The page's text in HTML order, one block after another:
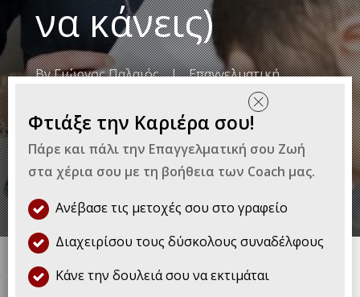
να κάνεις)
ByΓιώργος Παλαιός |
Επαγγελματική
που δεν άντεχες; Αυτό και μόνο
το γεγονός σε έκανε
Φτιάξε την Καριέρα σου!
Πάρε και πάλι την Επαγγελματική σου Ζωή
στα χέρια σου με τη βοήθεια των Coach μας.
Ανέβασε τις μετοχές σου στο γραφείο
Διαχειρίσου τους δύσκολους συναδέλφους
Κάνε την δουλειά σου να εκτιμάται